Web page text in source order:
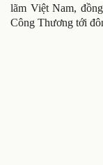
lãm Việt Nam,
Công Thương tới